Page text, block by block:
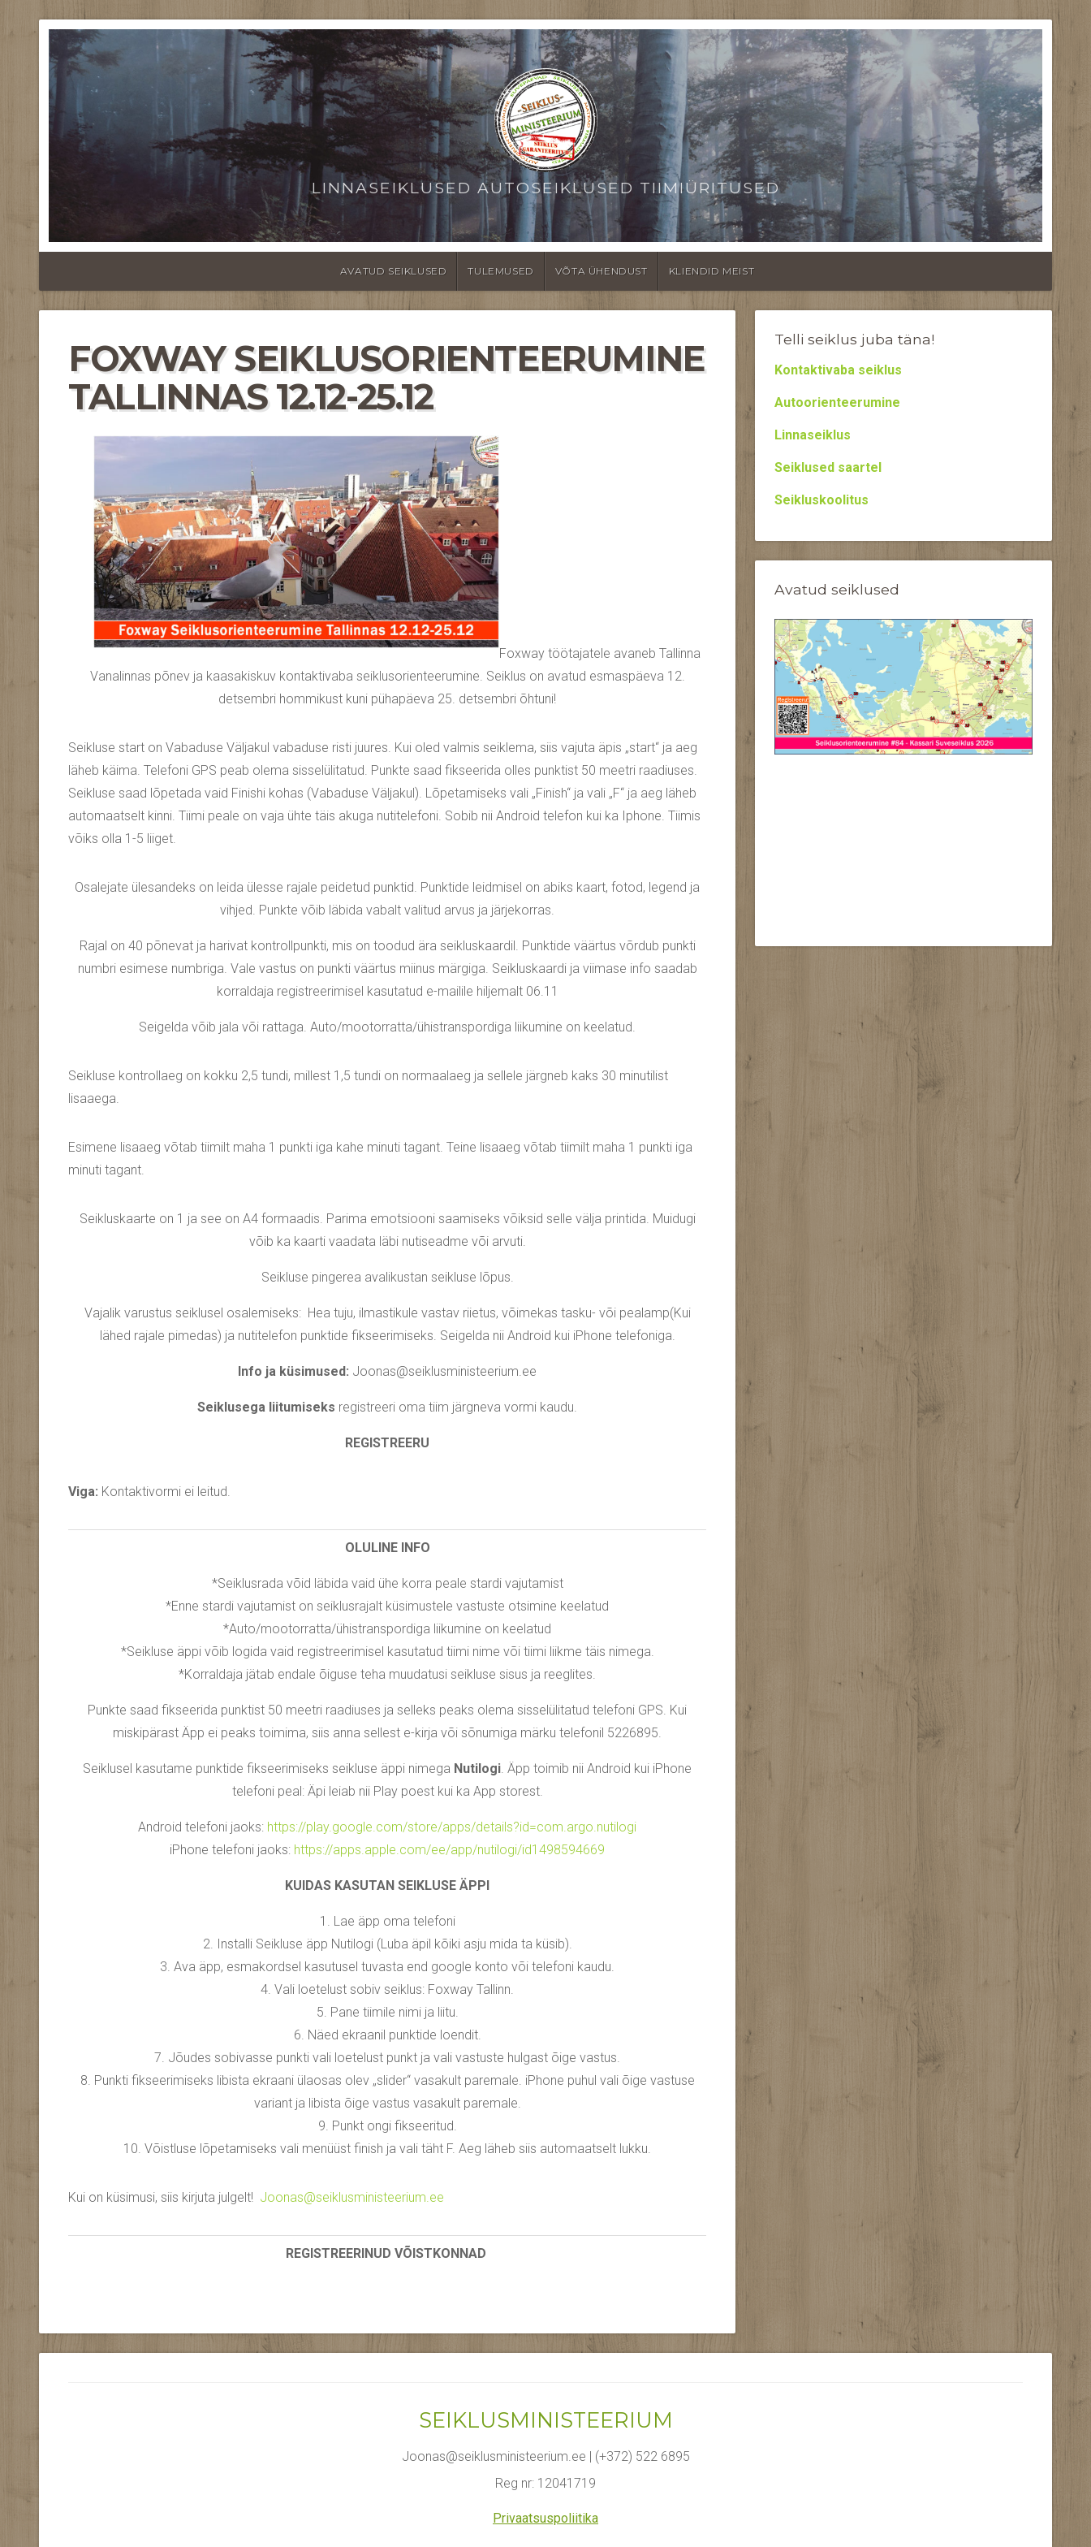
LINNASEIKLUSED AUTOSEIKLUSED TIIMIÜRITUSED
AVATUD SEIKLUSED TULEMUSED VÕTA ÜHENDUST KLIENDID MEIST
FOXWAY SEIKLUSORIENTEERUMINE
TALLINNAS 12.12-25.12
Foxway töötajatele avaneb Tallinna
Vanalinnas põnev ja kaasakiskuv kontaktivaba seiklusorienteerumine. Seiklus on avatud esmaspäeva 12.
detsembri hommikust kuni pühapäeva 25. detsembri õhtuni!
Seikluse start on Vabaduse Väljakul vabaduse risti juures. Kui oled valmis seiklema, siis vajuta äpis „start“ ja aeg
läheb käima. Telefoni GPS peab olema sisselülitatud. Punkte saad fikseerida olles punktist 50 meetri raadiuses.
Seikluse saad lõpetada vaid Finishi kohas (Vabaduse Väljakul). Lõpetamiseks vali „Finish“ ja vali „F“ ja aeg läheb
automaatselt kinni. Tiimi peale on vaja ühte täis akuga nutitelefoni. Sobib nii Android telefon kui ka Iphone. Tiimis
võiks olla 1-5 liiget.
Osalejate ülesandeks on leida ülesse rajale peidetud punktid. Punktide leidmisel on abiks kaart, fotod, legend ja
vihjed. Punkte võib läbida vabalt valitud arvus ja järjekorras.
Rajal on 40 põnevat ja harivat kontrollpunkti, mis on toodud ära seikluskaardil. Punktide väärtus võrdub punkti
numbri esimese numbriga. Vale vastus on punkti väärtus miinus märgiga. Seikluskaardi ja viimase info saadab
korraldaja registreerimisel kasutatud e-mailile hiljemalt 06.11
Seigelda võib jala või rattaga. Auto/mootorratta/ühistranspordiga liikumine on keelatud.
Seikluse kontrollaeg on kokku 2,5 tundi, millest 1,5 tundi on normaalaeg ja sellele järgneb kaks 30 minutilist
lisaaega.
Esimene lisaaeg võtab tiimilt maha 1 punkti iga kahe minuti tagant. Teine lisaaeg võtab tiimilt maha 1 punkti iga
minuti tagant.
Seikluskaarte on 1 ja see on A4 formaadis. Parima emotsiooni saamiseks võiksid selle välja printida. Muidugi
võib ka kaarti vaadata läbi nutiseadme või arvuti.
Seikluse pingerea avalikustan seikluse lõpus.
Vajalik varustus seiklusel osalemiseks: Hea tuju, ilmastikule vastav riietus, võimekas tasku- või pealamp(Kui
lähed rajale pimedas) ja nutitelefon punktide fikseerimiseks. Seigelda nii Android kui iPhone telefoniga.
Info ja küsimused: Joonas@seiklusministeerium.ee
Seiklusega liitumiseks registreeri oma tiim järgneva vormi kaudu.
REGISTREERU
Viga: Kontaktivormi ei leitud.
OLULINE INFO
*Seiklusrada võid läbida vaid ühe korra peale stardi vajutamist
*Enne stardi vajutamist on seiklusrajalt küsimustele vastuste otsimine keelatud
*Auto/mootorratta/ühistranspordiga liikumine on keelatud
*Seikluse äppi võib logida vaid registreerimisel kasutatud tiimi nime või tiimi liikme täis nimega.
*Korraldaja jätab endale õiguse teha muudatusi seikluse sisus ja reeglites.
Punkte saad fikseerida punktist 50 meetri raadiuses ja selleks peaks olema sisselülitatud telefoni GPS. Kui
miskipärast Äpp ei peaks toimima, siis anna sellest e-kirja või sõnumiga märku telefonil 5226895.
Seiklusel kasutame punktide fikseerimiseks seikluse äppi nimega Nutilogi . Äpp toimib nii Android kui iPhone
telefoni peal: Äpi leiab nii Play poest kui ka App storest.
Android telefoni jaoks: https://play.google.com/store/apps/details?id=com.argo.nutilogi
iPhone telefoni jaoks: https://apps.apple.com/ee/app/nutilogi/id1498594669
KUIDAS KASUTAN SEIKLUSE ÄPPI
1. Lae äpp oma telefoni
2. Installi Seikluse äpp Nutilogi (Luba äpil kõiki asju mida ta küsib).
3. Ava äpp, esmakordsel kasutusel tuvasta end google konto või telefoni kaudu.
4. Vali loetelust sobiv seiklus: Foxway Tallinn.
5. Pane tiimile nimi ja liitu.
6. Näed ekraanil punktide loendit.
7. Jõudes sobivasse punkti vali loetelust punkt ja vali vastuste hulgast õige vastus.
8. Punkti fikseerimiseks libista ekraani ülaosas olev „slider“ vasakult paremale. iPhone puhul vali õige vastuse
variant ja libista õige vastus vasakult paremale.
9. Punkt ongi fikseeritud.
10. Võistluse lõpetamiseks vali menüüst finish ja vali täht F. Aeg läheb siis automaatselt lukku.
Kui on küsimusi, siis kirjuta julgelt! Joonas@seiklusministeerium.ee
REGISTREERINUD VÕISTKONNAD
Telli seiklus juba täna!
Kontaktivaba seiklus
Autoorienteerumine
Linnaseiklus
Seiklused saartel
Seikluskoolitus
Avatud seiklused
SEIKLUSMINISTEERIUM
Joonas@seiklusministeerium.ee | (+372) 522 6895
Reg nr: 12041719
Privaatsuspoliitika